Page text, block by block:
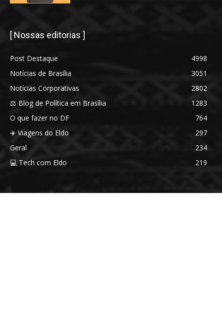
[ Nossas editorias ]
Post Destaque
4998
Notícias de Brasília
3051
Notícias Corporativas
2802
⚖️ Blog de Política em Brasília
1283
O que fazer no DF
764
✈️ Viagens do Eldo
297
Geral
234
💻 Tech com Eldo
219